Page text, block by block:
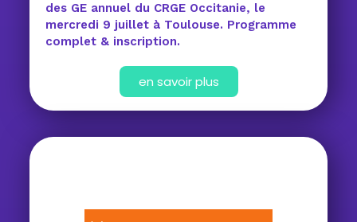
des GE annuel du CRGE Occitanie, le
mercredi 9 juillet à Toulouse. Programme
complet & inscription.
en savoir plus